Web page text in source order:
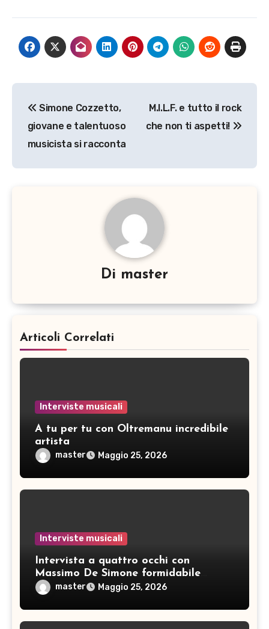
articoli
Simone Cozzetto,
giovane e talentuoso
musicista si racconta
M.I.L.F. e tutto il rock
che non ti aspetti!
Di master
Articoli Correlati
Interviste musicali
A tu per tu con Oltremanu incredibile
artista
master Maggio 25, 2026
Interviste musicali
Intervista a quattro occhi con
Massimo De Simone formidabile
artistamaster Maggio 25, 2026